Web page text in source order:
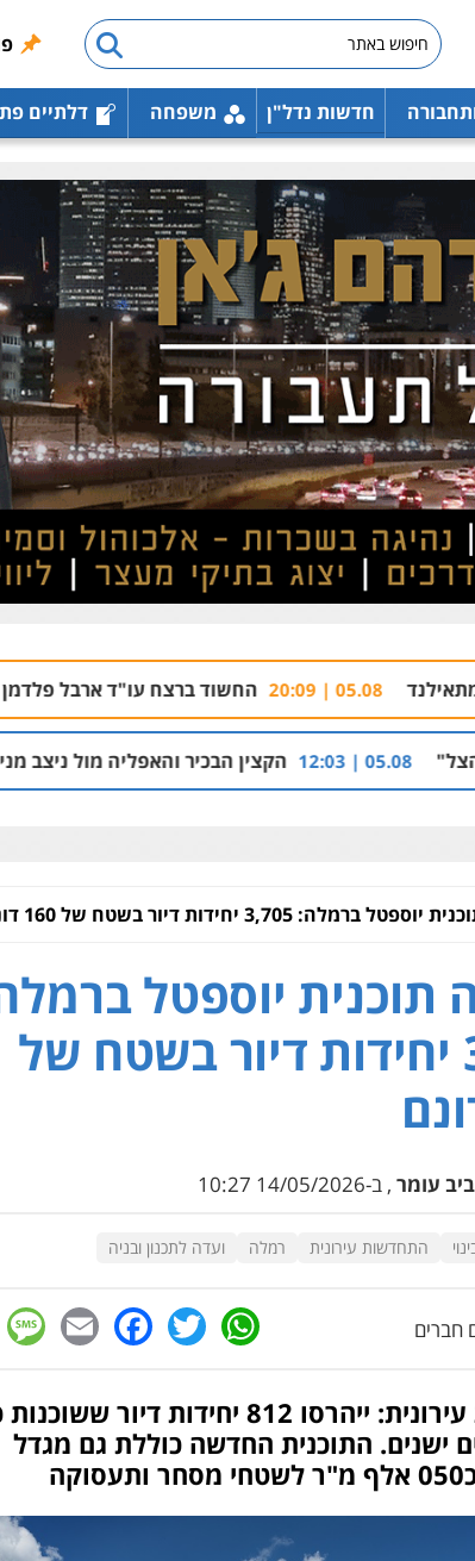
חדשות נדל"ן משפחה דלתיים
החשוד ברצח עו"ד ארבל פלדמן טען לרקע
הקצין הבכיר והאפליה מול ניצב מני בנימין בתיק
ברמלה: 3,705 יחידות דיור בשטח של 160 דונם
תוכנית יוספטל
3,705 יחידות דיור בשטח של
עומר , ב-14/05/2026 10:27
התחדשות עירונית רמלה ועדה לתכנון ובניה
WhatsApp
Twitter
התחדשות עירונית: ייהרסו 812 יחידות דיור
ישנים. התוכנית החדשה כוללת גם מגדל